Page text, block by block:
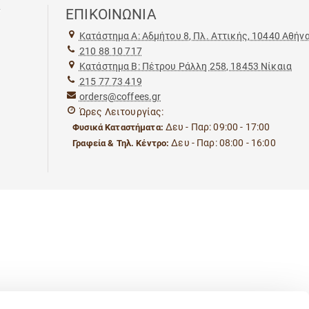
ΕΠΙΚΟΙΝΩΝΙΑ
Kατάστημα Α: Αδμήτου 8, Πλ. Αττικής, 10440
210 88 10 717
Kατάστημα Β: Πέτρου Ράλλη 258, 18453 Νίκαια
215 77 73 419
orders@coffees.gr
Ώρες Λειτουργίας:
Φυσικά Καταστήματα: Δευ - Παρ: 09:00 - 17:00
Γραφεία & Τηλ. Κέντρο: Δευ - Παρ: 08:00 - 16:00